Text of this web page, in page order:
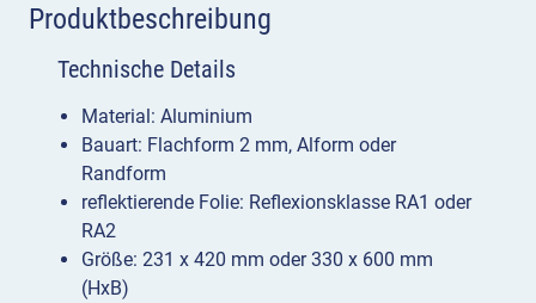
Produktbeschreibung
Technische Details
Material: Aluminium
Bauart: Flachform 2 mm, Alform oder
Randform
reflektierende Folie: Reflexionsklasse RA1 oder
RA2
Größe: 231 x 420 mm oder 330 x 600 mm
(HxB)